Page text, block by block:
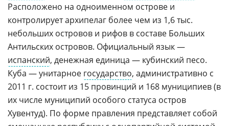
Расположено на одноименном острове и
контролирует архипелаг более чем из 1,6 тыс.
небольших островов и рифов в составе Больших
Антильских островов. Официальный язык —
испанский, денежная единица — кубинский песо.
Куба — унитарное государство, административно с
2011 г. состоит из 15 провинций и 168 муниципиев (в
их числе муниципий особого статуса остров
Хувентуд). По форме правления представляет собой